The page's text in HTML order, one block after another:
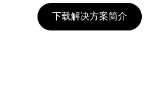
下载解决方案简介